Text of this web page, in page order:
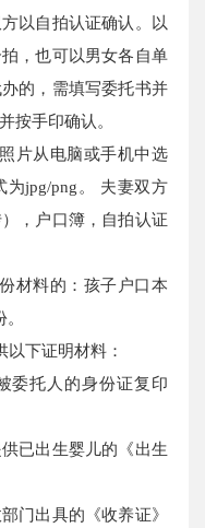
以自拍认证确认。以
，也可以男女各自单
的，需填写委托书并
按手印确认。
片从电脑或手机中选
jpg/png。 夫妻双方
，户口簿，自拍认证
材料的：孩子户口本
以下证明材料：
委托人的身份证复印
已出生婴儿的《出生
门出具的《收养证》